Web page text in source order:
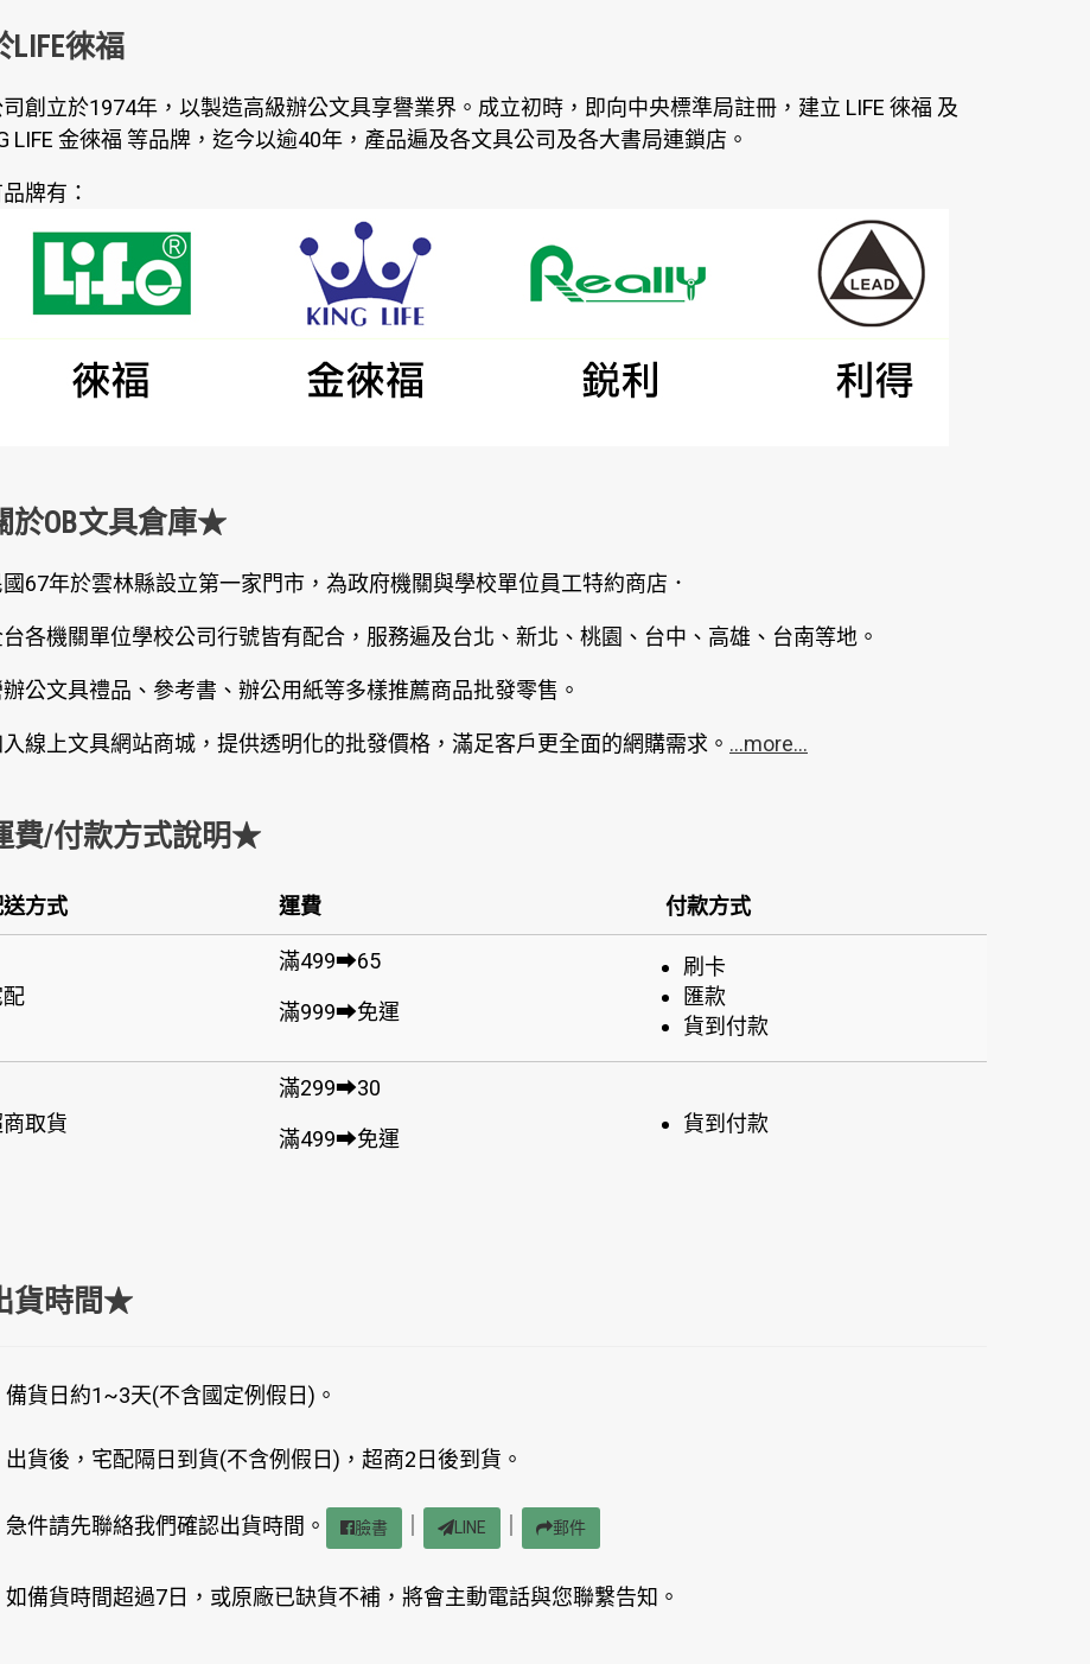
LIFE徠福
創立於1974年，以製造高級辦公文具享譽業界。成立初時，即向中央標準局註冊，建立 LIFE 徠福 及
LIFE 金徠福 等品牌，迄今以逾40年，產品遍及各文具公司及各大書局連鎖店。
牌有：
OB文具倉庫★
67年於雲林縣設立第一家門市，為政府機關與學校單位員工特約商店．
各機關單位學校公司行號皆有配合，服務遍及台北、新北、桃園、台中、高雄、台南等地。
公文具禮品、參考書、辦公用紙等多樣推薦商品批發零售。
線上文具網站商城，提供透明化的批發價格，滿足客戶更全面的網購需求。 ...more...
/付款方式說明★
方式 運費 付款方式
滿499➡65
滿999➡免運
刷卡
匯款
貨到付款
取貨
滿299➡30
滿499➡免運
貨到付款
貨時間★
備貨日約1~3天(不含國定例假日)。
出貨後，宅配隔日到貨(不含例假日)，超商2日後到貨。
急件請先聯絡我們確認出貨時間。 臉書 LINE 郵件
如備貨時間超過7日，或原廠已缺貨不補，將會主動電話與您聯繫告知。